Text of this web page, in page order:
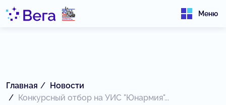
Меню
Главная
Новости
Конкурсный отбор на УИС "Юнармия"...